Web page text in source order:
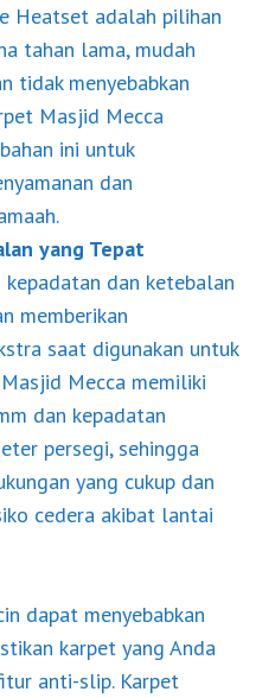
Heatset adalah pilihan
tahan lama, mudah
tidak menyebabkan
Masjid Mecca
ini untuk
dan
yang Tepat
kepadatan dan ketebalan
memberikan
saat digunakan untuk
Mecca memiliki
dan kepadatan
persegi, sehingga
yang cukup dan
cedera akibat lantai
dapat menyebabkan
karpet yang Anda
anti-slip. Karpet